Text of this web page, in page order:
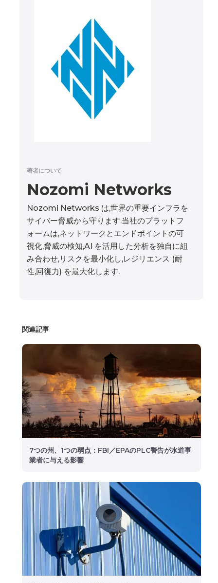
著者について
Nozomi Networks
Nozomi Networks は,世界の重要インフラを
サイバー脅威から守ります.当社のプラットフ
ォームは,ネットワークとエンドポイントの可
視化,脅威の検知,AI を活用した分析を独自に組
み合わせ,リスクを最小化し,レジリエンス (耐
性,回復力) を最大化します.
関連記事
7つの州、1つの弱点：FBI／EPAのPLC警告が水道事
業者に与える影響